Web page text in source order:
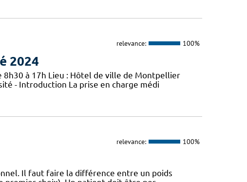
relevance: 100%
2024
à 17h Lieu : Hôtel de ville de Montpellier
- Introduction La prise en charge médi
relevance: 100%
Il faut faire la différence entre un poids